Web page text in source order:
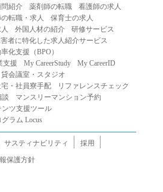
行為
活動またはそれらに類する行為
営を妨害する行為
為、または公序良俗に反する行為
為、または法的な責任を超えた不
適切であると判断する行為
に該当する行為を行った利用者に対
することができるものとします。
の利用（これらに伴う当社または第
含みます）により、利用者に生じ
紹介 薬剤師の転職
看護師の求人
の転職・求人
保育士の求人
外国人材の紹介
研修サービス
者に特化した求人紹介サービス
化支援（BPO）
支援
My CareerStudy
My CareerID
貸会議室・スタジオ
・社員寮手配
リファレンスチェック
マンスリーマンション予約
ツ支援ツール
ラム Locus
サスティナビリティ
採用
保護方針